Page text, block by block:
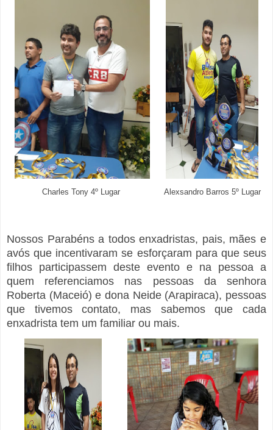
Charles Tony 4º Lugar Alexsandro Barros 5º Lugar
Nossos Parabéns a todos enxadristas, pais, mães e
avós que incentivaram se esforçaram para que seus
filhos participassem deste evento e na pessoa a
quem referenciamos nas pessoas da senhora
Roberta (Maceió) e dona Neide (Arapiraca), pessoas
que tivemos contato, mas sabemos que cada
enxadrista tem um familiar ou mais.